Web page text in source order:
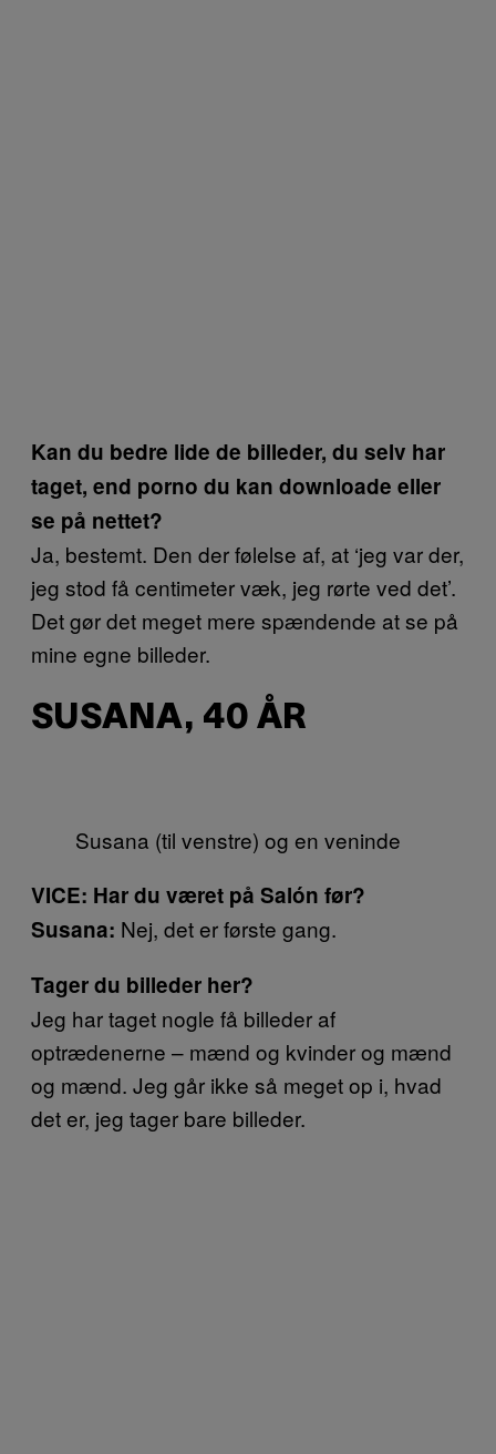
Kan du bedre lide de billeder, du selv har
taget, end porno du kan downloade eller
se på nettet?
Ja, bestemt. Den der følelse af, at ‘jeg var der,
jeg stod få centimeter væk, jeg rørte ved det’.
Det gør det meget mere spændende at se på
mine egne billeder.
SUSANA, 40 ÅR
Susana (til venstre) og en veninde
VICE: Har du været på Salón før?
Susana: Nej, det er første gang.
Tager du billeder her?
Jeg har taget nogle få billeder af
optrædenerne – mænd og kvinder og mænd
og mænd. Jeg går ikke så meget op i, hvad
det er, jeg tager bare billeder.